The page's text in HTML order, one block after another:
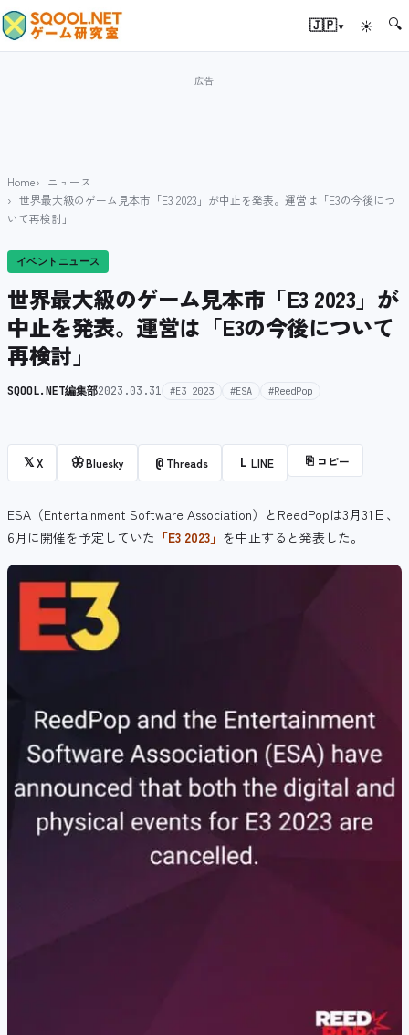
🇯🇵▾ ☀ 🔍
Home
ニュース
世界最大級のゲーム見本市「E3 2023」が中止を発表。運営は「E3の今後につ
いて再検討」
イベントニュース
世界最大級のゲーム見本市「E3 2023」が
中止を発表。運営は「E3の今後について
再検討」
SQOOL.NET編集部2023.03.31 #E3 2023 #ESA #ReedPop
𝕏X 🦋Bluesky @ Threads L LINE ⎘ コピー
ESA（Entertainment Software Association）とReedPopは3月31日、
6月に開催を予定していた 「E3 2023」 を中止すると発表した。